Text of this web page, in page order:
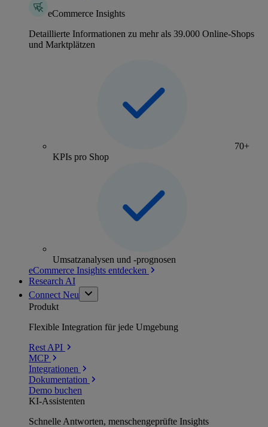
eCommerce Insights
Detaillierte Informationen zu mehr als 39.000 Online-Shops
und Marktplätzen
70+
KPIs pro Shop
Umsatzanalysen und -prognosen
eCommerce Insights entdecken
Research AI
Connect Neu
Produkt
Flexible Integration für jede Umgebung
Rest API
MCP
Integrationen
Dokumentation
Demo buchen
KI-Assistenten
Schnelle Antworten, menschengeprüfte Insights